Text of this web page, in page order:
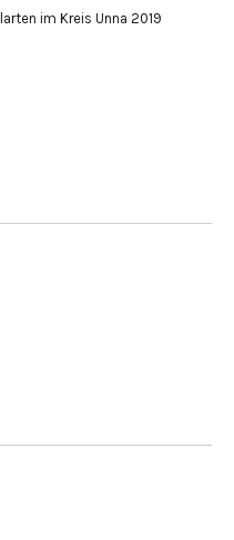
im Kreis Unna 2019